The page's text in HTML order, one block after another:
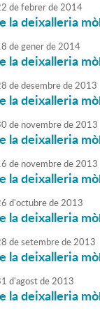
defebrerde2014
la deixalleria
degenerde2014
la deixalleria
dedesembrede2013
la deixalleria
de novembrede2013
la deixalleria
de novembrede2013
la deixalleria
d'octubrede2013
la deixalleria
desetembrede2013
la deixalleria
d'agostde2013
la deixalleria